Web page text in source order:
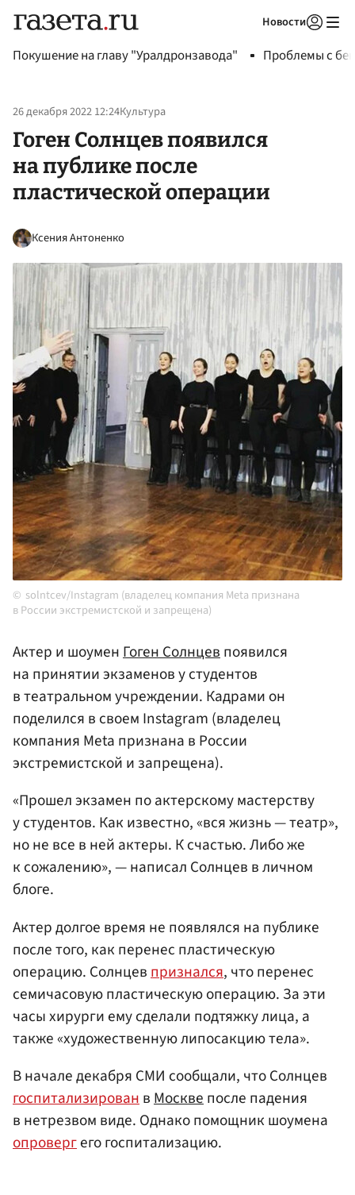
Новости
Покушение на главу "Уралдронзавода" Проблемы с
26 декабря 2022 12:24Культура
Гоген Солнцев появился
на публике после
пластической операции
Ксения Антоненко
solntcev/Instagram (владелец компания Meta признана
в России экстремистской и запрещена)
Актер и шоуменГоген Солнцевпоявился
на принятии экзаменов у студентов
в театральном учреждении. Кадрами он
поделился в своем Instagram (владелец
компания Meta признана в России
экстремистской и запрещена).
«Прошел экзамен по актерскому мастерству
у студентов. Как известно, «вся жизнь — театр»,
но не все в ней актеры. К счастью. Либо же
к сожалению», — написал Солнцев в личном
блоге.
Актер долгое время не появлялся на публике
после того, как перенес пластическую
операцию. Солнцев признался, что перенес
семичасовую пластическую операцию. За эти
часы хирурги ему сделали подтяжку лица, а
также «художественную липосакцию тела».
В начале декабря СМИ сообщали, что Солнцев
госпитализированвМосквепосле падения
в нетрезвом виде. Однако помощник шоумена
опровергего госпитализацию.